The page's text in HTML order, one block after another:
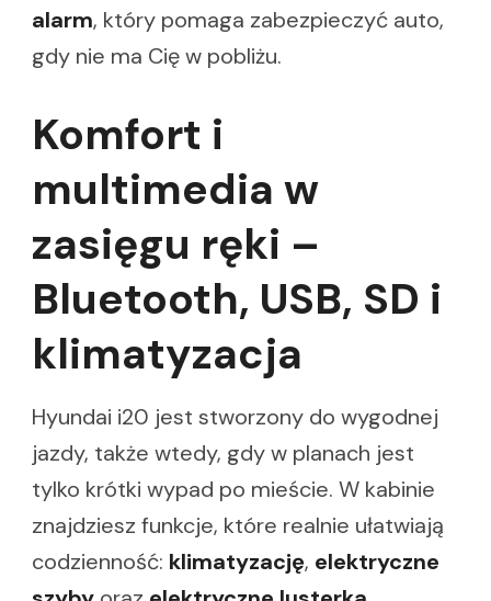
alarm, który pomaga zabezpieczyć auto,
gdy nie ma Cię w pobliżu.
Komfort i
multimedia w
zasięgu ręki –
Bluetooth, USB, SD i
klimatyzacja
Hyundai i20 jest stworzony do wygodnej
jazdy, także wtedy, gdy w planach jest
tylko krótki wypad po mieście. W kabinie
znajdziesz funkcje, które realnie ułatwiają
codzienność: klimatyzację, elektryczne